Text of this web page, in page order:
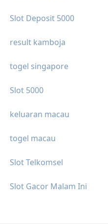
Slot Deposit 5000
result kamboja
togel singapore
Slot 5000
keluaran macau
togel macau
Slot Telkomsel
Slot Gacor Malam Ini